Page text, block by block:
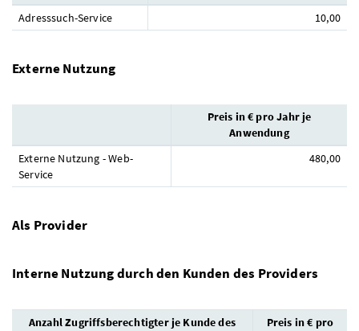
Adresssuch-Service
10,00
Externe Nutzung
Preis in € pro Jahr je
Anwendung
Externe Nutzung - Web-
Service
480,00
Als Provider
Interne Nutzung durch den Kunden des Providers
Anzahl Zugriffsberechtigter je Kunde des
Preis in € pro